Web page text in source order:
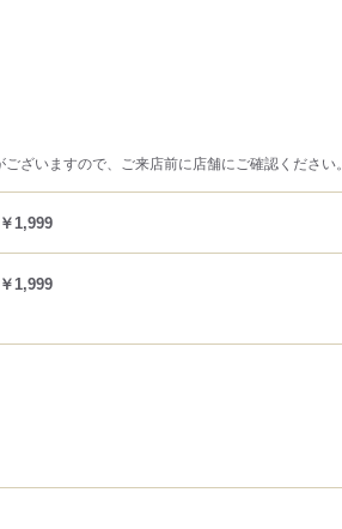
ざいますので、ご来店前に店舗にご確認ください。
1,999
1,999